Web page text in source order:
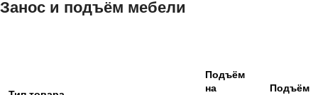
Занос и подъём мебели
Подъём
на
Подъём